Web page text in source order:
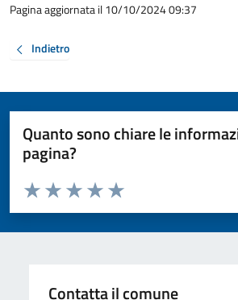
Pagina aggiornata il 10/10/2024 09:37
Indietro
Quanto sono chiare le
pagina?
Valuta da 1 a 5 stelle la pagina
Valuta 5 stelle su 5
Valuta 4 stelle su 5
Valuta 3 stelle su 5
Valuta 2 stelle su 5
Valuta 1 stelle su 5
Contatta il comune